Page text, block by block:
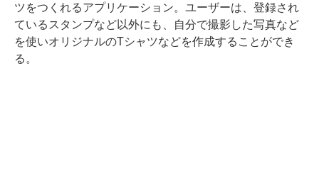
ツをつくれるアプリケーション。ユーザーは、登録され
ているスタンプなど以外にも、自分で撮影した写真など
を使いオリジナルのTシャツなどを作成することができ
る。